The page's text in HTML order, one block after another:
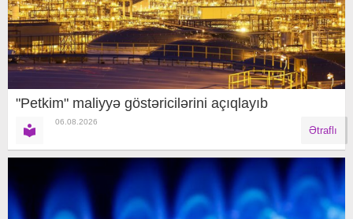
"Petkim" maliyyə göstəricilərini açıqlayıb
06.08.2026
Ətraflı